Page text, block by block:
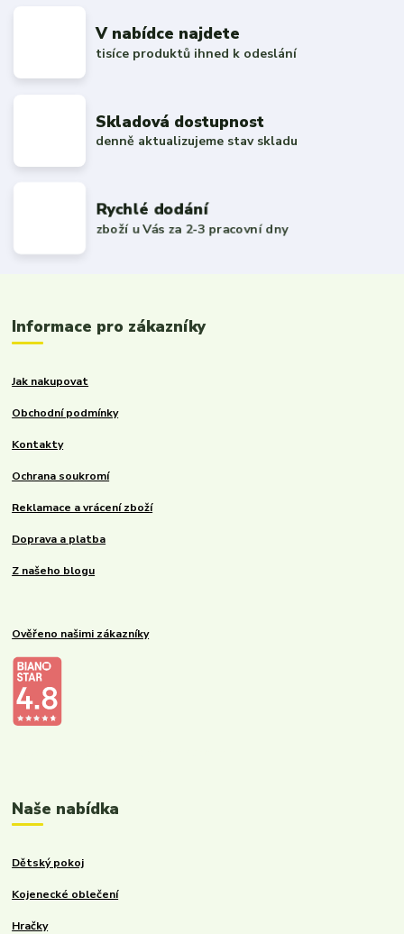
V nabídce najdete
tisíce produktů ihned k odeslání
Skladová dostupnost
denně aktualizujeme stav skladu
Rychlé dodání
zboží u Vás za 2-3 pracovní dny
Informace pro zákazníky
Jak nakupovat
Obchodní podmínky
Kontakty
Ochrana soukromí
Reklamace a vrácení zboží
Doprava a platba
Z našeho blogu
Ověřeno našimi zákazníky
Naše nabídka
Dětský pokoj
Kojenecké oblečení
Hračky